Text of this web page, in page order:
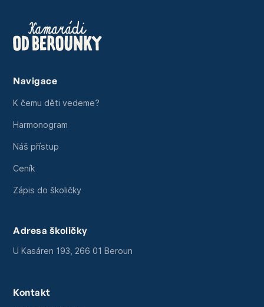
Navigace
K čemu děti vedeme?
Harmonogram
Náš přístup
Ceník
Zápis do školičky
Adresa školičky
U Kasáren 193, 266 01 Beroun
Kontakt